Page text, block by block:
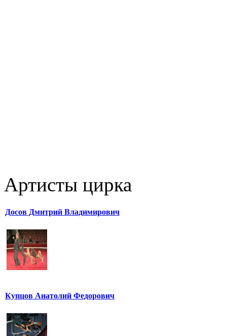
Артисты цирка
Досов Дмитрий Владимирович
Купцов Анатолий Федорович